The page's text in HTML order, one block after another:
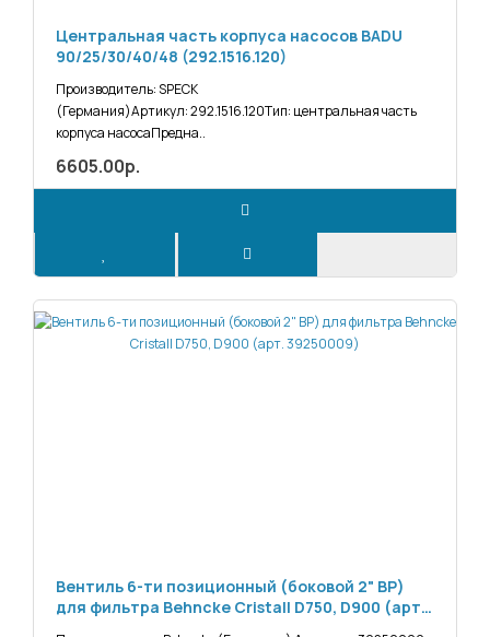
Центральная часть корпуса насосов BADU
90/25/30/40/48 (292.1516.120)
Производитель: SPECK
(Германия)Артикул: 292.1516.120Тип: центральная часть
корпуса насосаПредна..
6605.00р.
Вентиль 6-ти позиционный (боковой 2" ВР)
для фильтра Behncke Cristall D750, D900 (арт.